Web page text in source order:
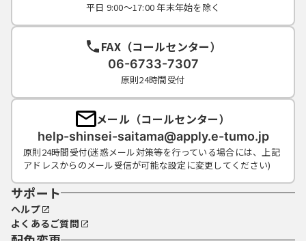
４ 利用者ＩＤ・パスワード等の管理
利用者は、次の事項をご確認ください。
びパスワード（申請データ用）は、他者に知
られないように管理してください。
（２）他者からのパスワード等の照会には応
じないでください。
（３）安全性をより高めるため、パスワード
は、定期的に変更してください。
（４）利用者ＩＤ、パスワードは、再発行し
ません。なお、利用者ＩＤ、パスワードを紛
失し、盗難に遭い、又は不正使用されたこと
平日 9:00～17:00 年末年始を除く
FAX（コールセンター）
06-6733-7307
原則24時間受付
メール（コールセンター）
help-shinsei-saitama@apply.e-tumo.jp
原則24時間受付(迷惑メール対策等を行っている場合には、上記
アドレスからのメール受信が可能な設定に変更してください)
サポート
ヘルプ
よくあるご質問